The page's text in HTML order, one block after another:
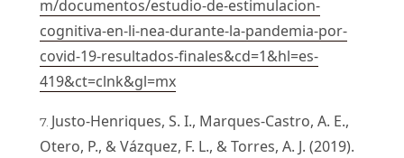
m/documentos/estudio-de-estimulacion-
cognitiva-en-li-nea-durante-la-pandemia-por-
covid-19-resultados-finales&cd=1&hl=es-
419&ct=clnk&gl=mx
Justo-Henriques, S. I., Marques-Castro, A. E.,
Otero, P., & Vázquez, F. L., & Torres, A. J. (2019).